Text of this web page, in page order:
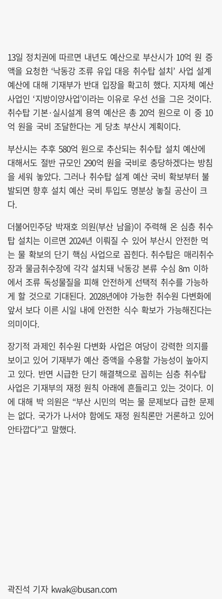
13일 정치권에 따르면 내년도 예산으로 부산시가 10억 원 증
액을 요청한 ‘낙동강 조류 유입 대응 취수탑 설치’ 사업 설계
예산에 대해 기재부가 반대 입장을 확고히 했다. 지자체 예산
사업인 ‘지방이양사업’이라는 이유로 우선 선을 그은 것이다.
취수탑 기본·실시설계 용역 예산은 총 20억 원으로 이 중 10
억 원을 국비 조달한다는 게 당초 부산시 계획이다.
부산시는 추후 580억 원으로 추산되는 취수탑 설치 예산에
대해서도 절반 규모인 290억 원을 국비로 충당하겠다는 방침
을 세워 놓았다. 그러나 취수탑 설계 예산 국비 확보부터 불
발되면 향후 설치 예산 국비 투입도 명분상 놓칠 공산이 크
다.
더불어민주당 박재호 의원(부산 남을)이 주력해 온 심층 취수
탑 설치는 이르면 2024년 이뤄질 수 있어 부산시 안전한 먹
는 물 확보의 단기 핵심 사업으로 꼽힌다. 취수탑은 매리취수
장과 물금취수장에 각각 설치돼 낙동강 본류 수심 8m 이하
에서 조류 독성물질을 피해 안전하게 선택적 취수를 가능하
게 할 것으로 기대된다. 2028년에야 가능한 취수원 다변화에
앞서 보다 이른 시일 내에 안전한 식수 확보가 가능해진다는
의미이다.
장기적 과제인 취수원 다변화 사업은 여당이 강력한 의지를
보이고 있어 기재부가 예산 증액을 수용할 가능성이 높아지
고 있다. 반면 시급한 단기 해결책으로 꼽히는 심층 취수탑
사업은 기재부의 재정 원칙 아래에 흔들리고 있는 것이다. 이
에 대해 박 의원은 “부산 시민의 먹는 물 문제보다 급한 문제
는 없다. 국가가 나서야 함에도 재정 원칙론만 거론하고 있어
안타깝다”고 말했다.
곽진석 기자 kwak@busan.com